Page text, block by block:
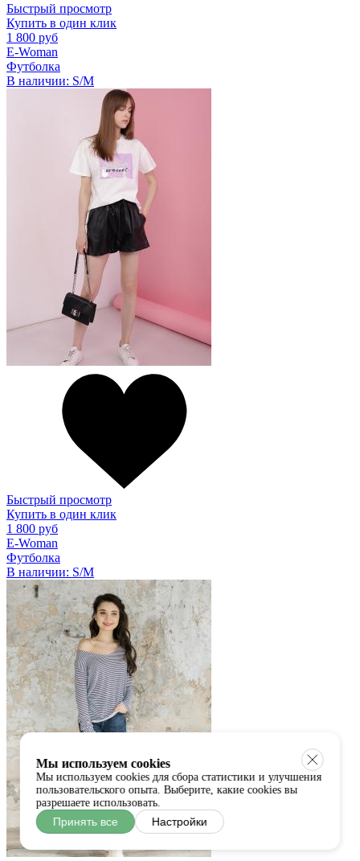
Быстрый просмотр
Купить в один клик
1 800 руб
E-Woman
Футболка
В наличии: S/M
Быстрый просмотр
Купить в один клик
1 800 руб
E-Woman
Футболка
В наличии: S/M
Мы используем cookies
Мы используем cookies для сбора статистики и улучшения
пользовательского опыта. Выберите, какие cookies вы
разрешаете использовать.
Принять все Настройки